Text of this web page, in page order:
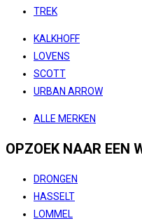
TREK
KALKHOFF
LOVENS
SCOTT
URBAN ARROW
ALLE MERKEN
OPZOEK NAAR EEN
DRONGEN
HASSELT
LOMMEL